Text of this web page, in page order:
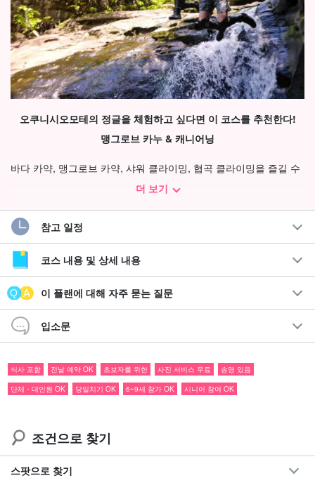
오쿠니시오모테의 정글을 체험하고 싶다면 이 코스를 추천한다!
맹그로브 카누 & 캐니어닝
바다 카약, 맹그로브 카약, 샤워 클라이밍, 협곡 클라이밍을 즐길 수
이리오모테 섬을 마음껏
는 투어입니다!
졸업여행, 가족여행, 단체여행 등 단체 여행객에게 특히 추천합니다.
더 보기
참고 일정
코스 내용 및 상세 내용
이 플랜에 대해 자주 묻는 질문
입소문
식사 포함 전날 예약 OK 초보자를 위한 사진 서비스 무료
송영 있음
단체・대인원 OK
당일치기 OK 6~9세 참가 OK 시니어 참여 OK
조건으로 찾기
스팟으로 찾기